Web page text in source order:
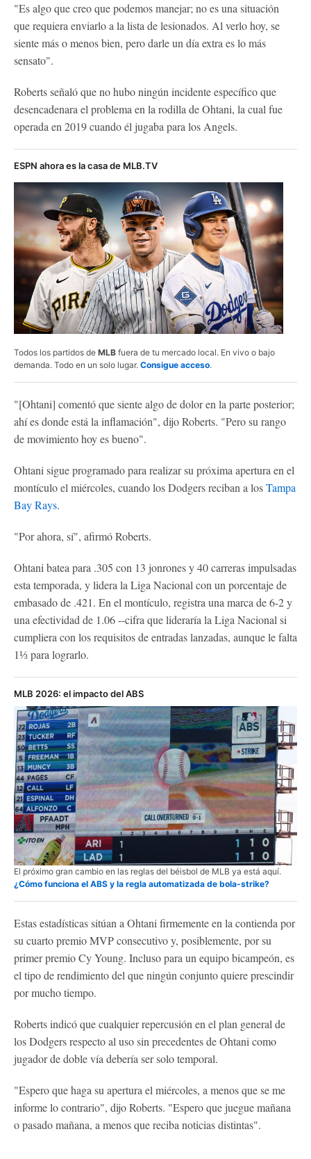
"Es algo que creo que podemos manejar; no es una situación
que requiera enviarlo a la lista de lesionados. Al verlo hoy, se
siente más o menos bien, pero darle un día extra es lo más
sensato".
Roberts señaló que no hubo ningún incidente específico que
desencadenara el problema en la rodilla de Ohtani, la cual fue
operada en 2019 cuando él jugaba para los Angels.
ESPN ahora es la casa de MLB.TV
Todos los partidos de MLB fuera de tu mercado local. En vivo o bajo
demanda. Todo en un solo lugar. Consigue acceso.
"[Ohtani] comentó que siente algo de dolor en la parte posterior;
ahí es donde está la inflamación", dijo Roberts. "Pero su rango
de movimiento hoy es bueno".
Ohtani sigue programado para realizar su próxima apertura en el
montículo el miércoles, cuando los Dodgers reciban a losTampa
Bay Rays.
"Por ahora, sí", afirmó Roberts.
Ohtani batea para .305 con 13 jonrones y 40 carreras impulsadas
esta temporada, y lidera la Liga Nacional con un porcentaje de
embasado de .421. En el montículo, registra una marca de 6-2 y
una efectividad de 1.06 --cifra que lideraría la Liga Nacional si
cumpliera con los requisitos de entradas lanzadas, aunque le falta
1⅓ para lograrlo.
MLB 2026: el impacto del ABS
El próximo gran cambio en las reglas del béisbol de MLB ya está aquí.
¿Cómo funciona el ABS y la regla automatizada de bola-strike?
Estas estadísticas sitúan a Ohtani firmemente en la contienda por
su cuarto premio MVP consecutivo y, posiblemente, por su
primer premio Cy Young. Incluso para un equipo bicampeón, es
el tipo de rendimiento del que ningún conjunto quiere prescindir
por mucho tiempo.
Roberts indicó que cualquier repercusión en el plan general de
los Dodgers respecto al uso sin precedentes de Ohtani como
jugador de doble vía debería ser solo temporal.
"Espero que haga su apertura el miércoles, a menos que se me
informe lo contrario", dijo Roberts. "Espero que juegue mañana
o pasado mañana, a menos que reciba noticias distintas".